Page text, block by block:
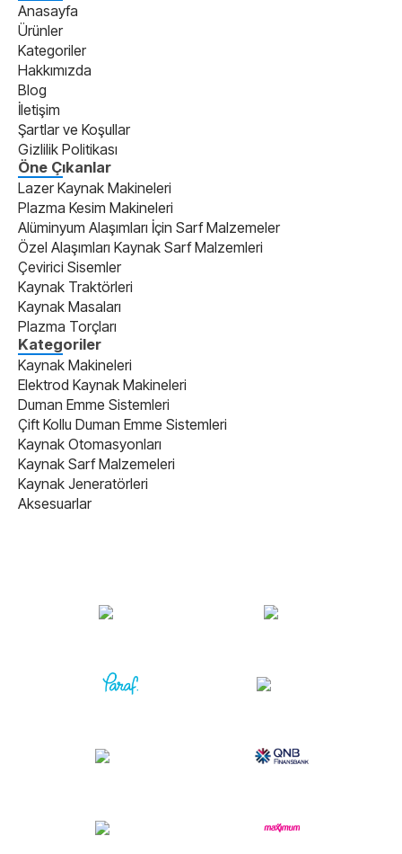
Anasayfa
Ürünler
Kategoriler
Hakkımızda
Blog
İletişim
Şartlar ve Koşullar
Gizlilik Politikası
Öne Çıkanlar
Lazer Kaynak Makineleri
Plazma Kesim Makineleri
Alüminyum Alaşımları İçin Sarf Malzemeler
Özel Alaşımları Kaynak Sarf Malzemleri
Çevirici Sisemler
Kaynak Traktörleri
Kaynak Masaları
Plazma Torçları
Kategoriler
Kaynak Makineleri
Elektrod Kaynak Makineleri
Duman Emme Sistemleri
Çift Kollu Duman Emme Sistemleri
Kaynak Otomasyonları
Kaynak Sarf Malzemeleri
Kaynak Jeneratörleri
Aksesuarlar